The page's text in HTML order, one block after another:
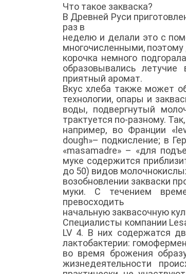
Что такое закваска?
В Древней Руси
раз в
неделю и делали это с
многочисленными,
корочка немного
образовывались
приятный аромат.
Вкус хлеба также может
технологии, опары и
воды, подвергнутый
трактуется по-разному. Так,
например, во Франции
dough»– подкисление; в
«masamadre» – «для
муке содержится
до 50) видов
возобновлении закваски
муки. С течением
превосходить
начальную заквасочную
Специалисты компании
LV 4. В них содержатся
лактобактерии:
во время брожения
жизнедеятельности